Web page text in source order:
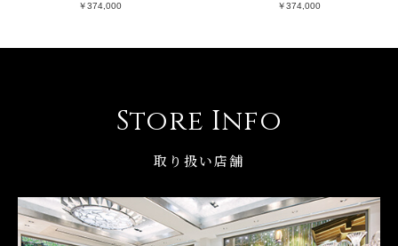
￥374,000
￥374,000
Store Info
取り扱い店舗